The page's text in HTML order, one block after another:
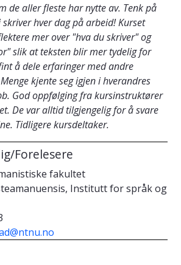
de aller fleste har nytte av. Tenk på
hver dag på arbeid! Kurset
mer over "hva du skriver" og
slik at teksten blir mer tydelig for
å dele erfaringer med andre
kjente seg igjen i hverandres
God oppfølging fra kursinstruktører
De var alltid tilgjengelig for å svare
Tidligere kursdeltaker.
Forelesere
fakultet
Institutt for språk og